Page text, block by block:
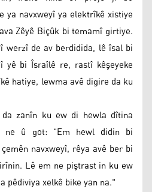
ya navxweyî ya elektrîkê xistiye
Zêyê Biçûk bi temamî girtiye.
werzî de av berdidida, lê îsal bi
bi Îsraîlê re, rastî kêşeyeke
hatiye, lewma avê digire da ku
da zanîn ku ew di hewla dîtina
ne û got: "Em hewl didin bi
navxweyî, rêya avê ber bi
Lê em ne piştrast in ku ew
pêdiviya xelkê bike yan na."